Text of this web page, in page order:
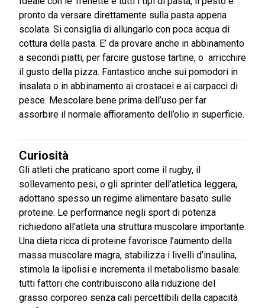
pronto da versare direttamente sulla pasta appena
scolata. Si consiglia di allungarlo con poca acqua di
cottura della pasta. E’ da provare anche in abbinamento
a secondi piatti, per farcire gustose tartine, o arricchire
il gusto della pizza. Fantastico anche sui pomodori in
insalata o in abbinamento ai crostacei e ai carpacci di
pesce. Mescolare bene prima dell’uso per far
assorbire il normale affioramento dell’olio in superficie.
Curiosità
Gli atleti che praticano sport come il rugby, il
sollevamento pesi, o gli sprinter dell’atletica leggera,
adottano spesso un regime alimentare basato sulle
proteine. Le performance negli sport di potenza
richiedono all’atleta una struttura muscolare importante.
Una dieta ricca di proteine favorisce l’aumento della
massa muscolare magra, stabilizza i livelli d’insulina,
stimola la lipolisi e incrementa il metabolismo basale:
tutti fattori che contribuiscono alla riduzione del
grasso corporeo senza cali percettibili della capacità